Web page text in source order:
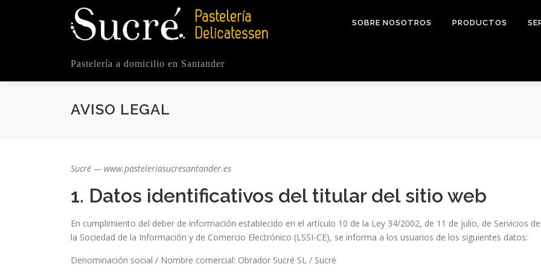
Pastelería a domicilio en Santander
SOBRE NOSOTROS PRODUCTOS
AVISO LEGAL
Sucré — www.pasteleriasucresantander.es
1. Datos identificativos del titular del sitio web
En cumplimiento del deber de información establecido en el artículo 10 de la Ley 34/2002, de 11 de julio, de Servicios de
la Sociedad de la Información y de Comercio Electrónico (LSSI-CE), se informa a los usuarios de los siguientes datos:
Denominación social / Nombre comercial: Obrador Sucré SL / Sucré